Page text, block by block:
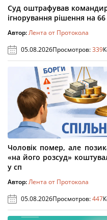
Суд оштрафував
ігнорування рішення на 66
Автор:Лента от Протокола
05.08.2026Просмотров:339
Чоловік помер, але
«на його розсуд»
у сп
Автор:Лента от Протокола
05.08.2026Просмотров:447